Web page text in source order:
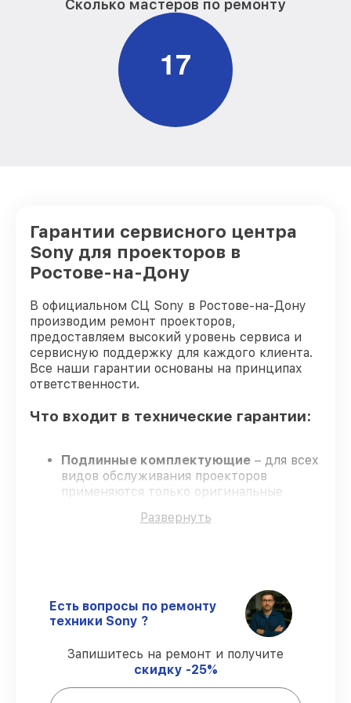
Сколько мастеров по ремонту
17
Гарантии сервисного центра
Sony для проекторов в
Ростове-на-Дону
В официальном СЦ Sony в Ростове-на-Дону
производим ремонт проекторов,
предоставляем высокий уровень сервиса и
сервисную поддержку для каждого клиента.
Все наши гарантии основаны на принципах
ответственности.
Что входит в технические гарантии:
Подлинные комплектующие – для всех
видов обслуживания проекторов
применяются только оригинальные
Сертифицированные инженеры
Сервис с гарантией– обслуживание
проводится с соблюдением гарантийных
Гарантии на обслуживание
проекторов:
Развернуть
Есть вопросы по ремонту
техники Sony ?
Запишитесь на ремонт и получите
скидку -25%